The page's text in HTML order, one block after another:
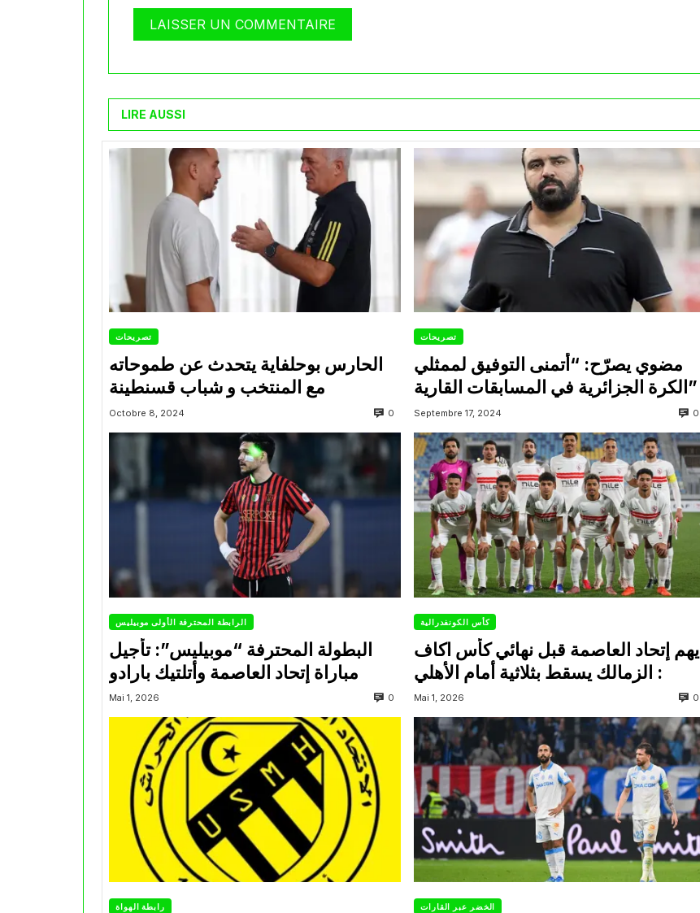
LIRE AUSSI
تصريحات
الحارس بوحلفاية يتحدث عن طموحاته
مع المنتخب و شباب قسنطينة
Octobre 8, 2024 0
تصريحات
مضوي يصرّح: “أتمنى التوفيق لممثلي
الكرة الجزائرية في المسابقات القارية”
Septembre 17, 2024 0
الرابطة المحترفة الأولى موبيليس
البطولة المحترفة “موبيليس”: تأجيل
مباراة إتحاد العاصمة وأتلتيك بارادو
Mai 1, 2026 0
كأس الكونفدرالية
يهم إتحاد العاصمة قبل نهائي كأس اكاف
Mai 1, 2026 0
رابطة الهواة الخضر عبر القارات